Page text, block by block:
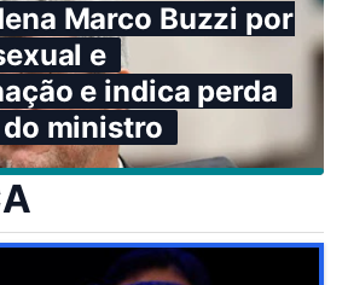
Marco Buzzi por
e
e indica perda
ministro